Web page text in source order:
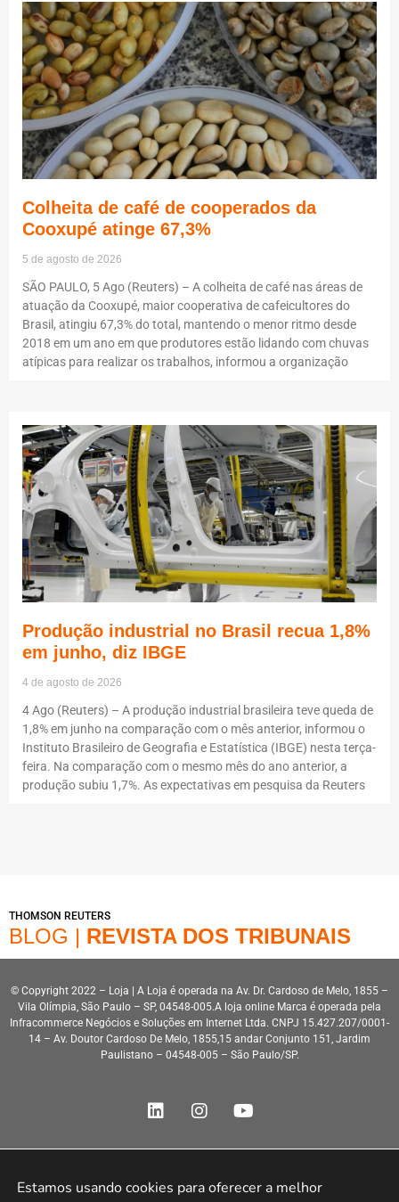
Colheita de café de cooperados da
Cooxupé atinge 67,3%
5 de agosto de 2026
SÃO PAULO, 5 Ago (Reuters) – A colheita de café nas áreas de
atuação da Cooxupé, maior cooperativa de cafeicultores do
Brasil, atingiu 67,3% do total, mantendo o menor ritmo desde
2018 em um ano em que produtores estão lidando com chuvas
atípicas para realizar os trabalhos, informou a organização
Produção industrial no Brasil recua 1,8%
em junho, diz IBGE
4 de agosto de 2026
4 Ago (Reuters) – A produção industrial brasileira teve queda de
1,8% em junho na comparação com o mês anterior, informou o
Instituto Brasileiro de Geografia e Estatística (IBGE) nesta terça-
feira. Na comparação com o mesmo mês do ano anterior, a
produção subiu 1,7%. As expectativas em pesquisa da Reuters
THOMSON REUTERS
BLOG | REVISTA DOS TRIBUNAIS
© Copyright 2022 – Loja | A Loja é operada na Av. Dr. Cardoso de Melo, 1855 –
Vila Olímpia, São Paulo – SP, 04548-005.A loja online Marca é operada pela
Infracommerce Negócios e Soluções em Internet Ltda. CNPJ 15.427.207/0001-
14 – Av. Doutor Cardoso De Melo, 1855,15 andar Conjunto 151, Jardim
Paulistano – 04548-005 – São Paulo/SP.
Desenvolvimento HeroStar
Estamos usando cookies para oferecer a melhor